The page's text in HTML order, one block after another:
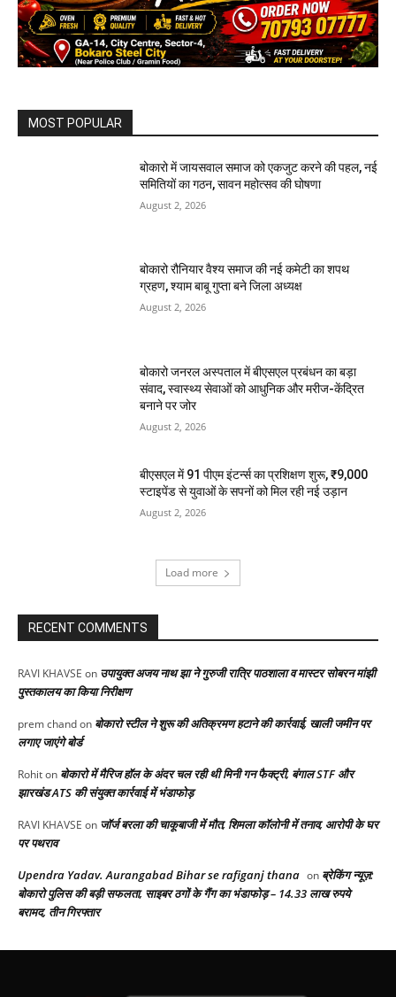
MOST POPULAR
बोकारो में जायसवाल समाज को एकजुट करने की पहल, नई
समितियों का गठन, सावन महोत्सव की घोषणा
August 2, 2026
बोकारो रौनियार वैश्य समाज की नई कमेटी का शपथ
ग्रहण, श्याम बाबू गुप्ता बने जिला अध्यक्ष
August 2, 2026
बोकारो जनरल अस्पताल में बीएसएल प्रबंधन का बड़ा
संवाद, स्वास्थ्य सेवाओं को आधुनिक और मरीज-केंद्रित
बनाने पर जोर
August 2, 2026
बीएसएल में 91 पीएम इंटर्न्स का प्रशिक्षण शुरू, ₹9,000
स्टाइपेंड से युवाओं के सपनों को मिल रही नई उड़ान
August 2, 2026
Load more
RECENT COMMENTS
RAVI KHAVSE on उपायुक्त अजय नाथ झा ने गुरुजी रात्रि पाठशाला व मास्टर सोबरन मांझी
पुस्तकालय का किया निरीक्षण
prem chandon बोकारो स्टील ने शुरू की अतिक्रमण हटाने की कार्रवाई, खाली जमीन पर
लगाए जाएंगे बोर्ड
Rohiton बोकारो में मैरिज हॉल के अंदर चल रही थी मिनी गन फैक्ट्री, बंगाल STF और
झारखंड ATS की संयुक्त कार्रवाई में भंडाफोड़
RAVI KHAVSE on जॉर्ज बरला की चाकूबाजी में मौत, शिमला कॉलोनी में तनाव, आरोपी के घर
पर पथराव
Upendra Yadav. Aurangabad Bihar se rafiganj thana on ब्रेकिंग न्यूज़:
बोकारो पुलिस की बड़ी सफलता, साइबर ठगों के गैंग का भंडाफोड़ – 14.33 लाख रुपये
बरामद, तीन गिरफ्तार